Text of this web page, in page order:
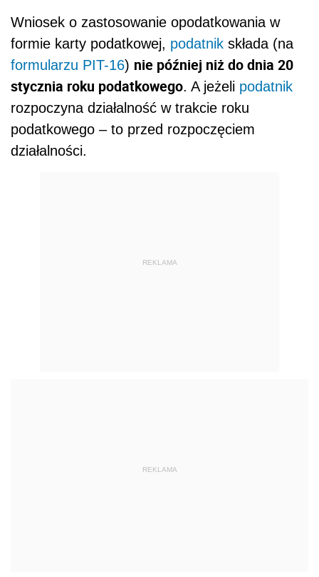
Wniosek o zastosowanie opodatkowania w
formie karty podatkowej, podatnik składa (na
formularzu PIT-16) nie później niż do dnia 20
stycznia roku podatkowego. A jeżeli podatnik
rozpoczyna działalność w trakcie roku
podatkowego – to przed rozpoczęciem
działalności.
REKLAMA
REKLAMA